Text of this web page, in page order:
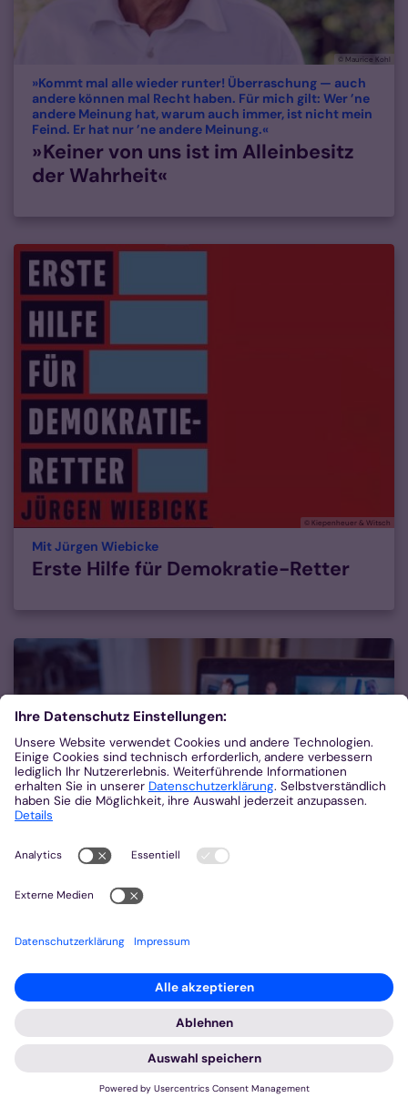
© Maurice Kohl
»Kommt mal alle wieder runter! Überraschung — auch
andere können mal Recht haben. Für mich gilt: Wer ’ne
andere Meinung hat, warum auch immer, ist nicht mein
Feind. Er hat nur ’ne andere Meinung.«
» Keiner von uns ist im Alleinbesitz
der Wahrheit«
© Kiepenheuer & Witsch
Mit Jürgen Wiebicke:
Erste Hilfe für Demokratie-Retter
Online-Veranstaltung:
Kräften umgehen kann – innen wie
außen